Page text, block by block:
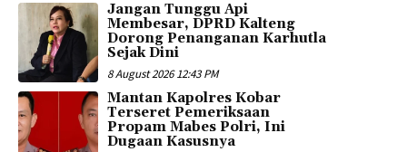
Jangan Tunggu Api
Membesar, DPRD Kalteng
Dorong Penanganan Karhutla
Sejak Dini
8 August 2026 12:43 PM
Mantan Kapolres Kobar
Terseret Pemeriksaan
Propam Mabes Polri, Ini
Dugaan Kasusnya